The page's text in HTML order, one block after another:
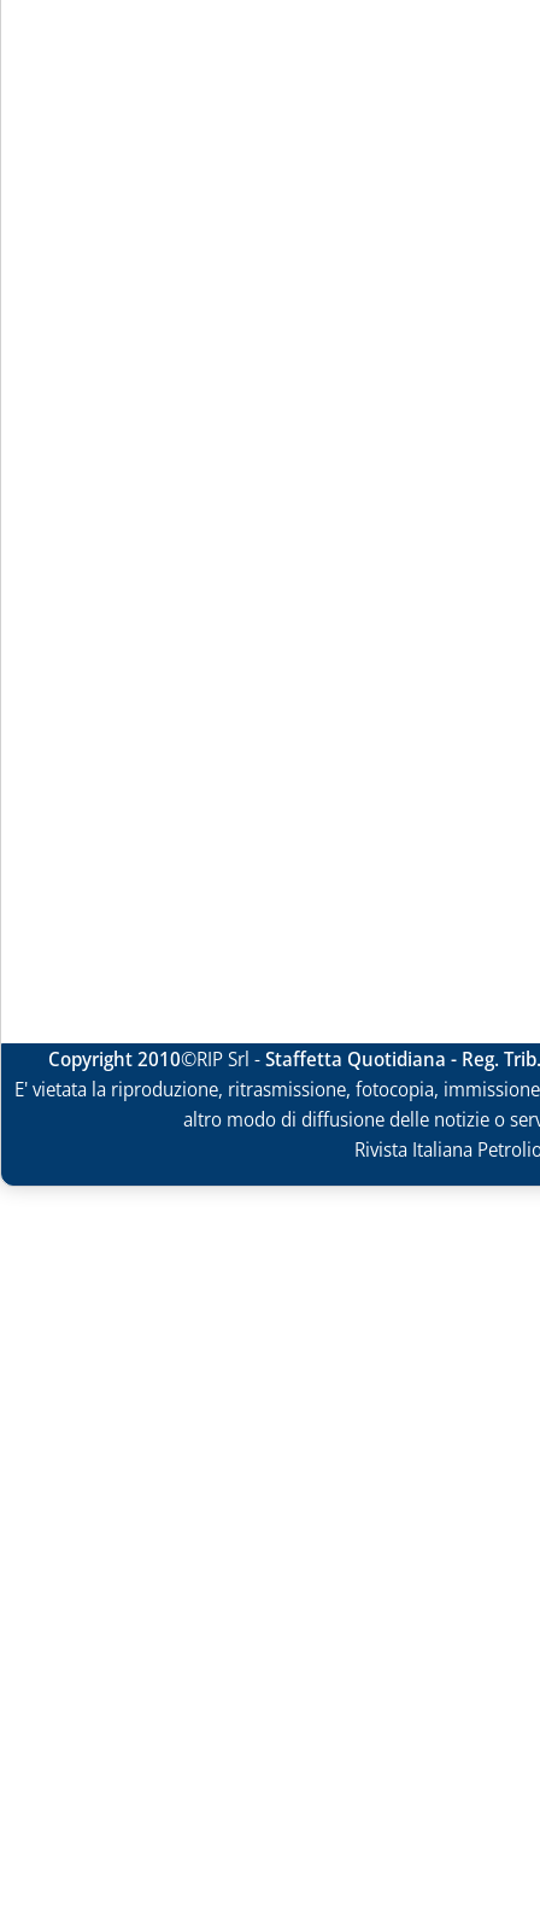
Copyright 2010©RIP Srl -Staffetta Quotidiana - Reg.
E' vietata la riproduzione, ritrasmissione, fotocopia,
altro modo di diffusione delle notizie o
Rivista Italiana